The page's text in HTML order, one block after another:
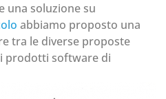
una soluzione su
abbiamo proposto una
tra le diverse proposte
prodotti software di